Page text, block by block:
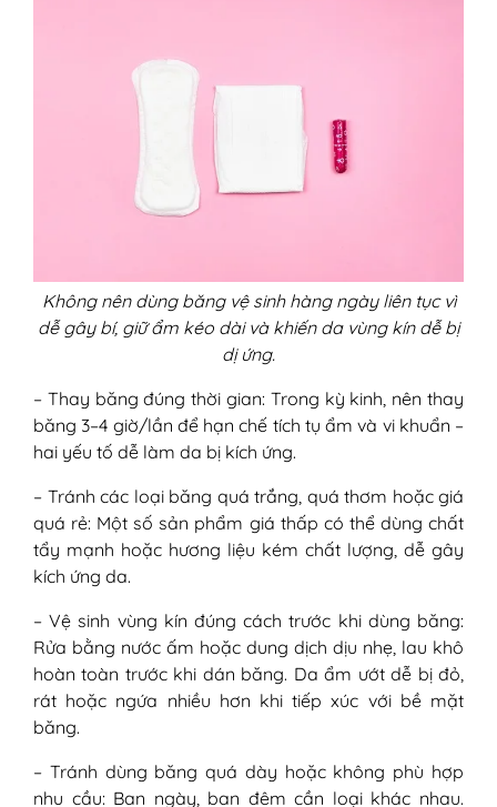
Không nên dùng băng vệ sinh hàng ngày liên tục vì
dễ gây bí, giữ ẩm kéo dài và khiến da vùng kín dễ bị
dị ứng.
– Thay băng đúng thời gian: Trong kỳ kinh, nên thay
băng 3–4 giờ/lần để hạn chế tích tụ ẩm và vi khuẩn –
hai yếu tố dễ làm da bị kích ứng.
– Tránh các loại băng quá trắng, quá thơm hoặc giá
quá rẻ: Một số sản phẩm giá thấp có thể dùng chất
tẩy mạnh hoặc hương liệu kém chất lượng, dễ gây
kích ứng da.
– Vệ sinh vùng kín đúng cách trước khi dùng băng:
Rửa bằng nước ấm hoặc dung dịch dịu nhẹ, lau khô
hoàn toàn trước khi dán băng. Da ẩm ướt dễ bị đỏ,
rát hoặc ngứa nhiều hơn khi tiếp xúc với bề mặt
băng.
– Tránh dùng băng quá dày hoặc không phù hợp
nhu cầu: Ban ngày, ban đêm cần loại khác nhau.